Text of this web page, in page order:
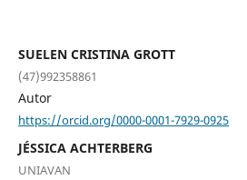
SUELEN CRISTINA GROTT
(47)992358861
Autor
https://orcid.org/0000-0001-7929-0925
JÉSSICA ACHTERBERG
UNIAVAN